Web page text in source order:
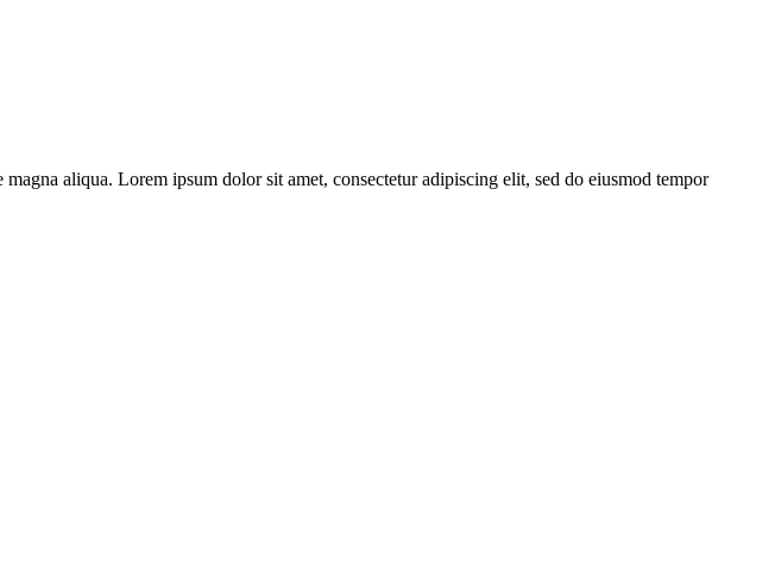
aliqua. Lorem ipsum dolor sit amet, consectetur adipiscing elit, sed do eiusmod tempor